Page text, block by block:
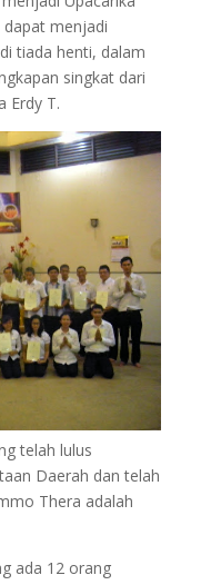
menjadi
tiada henti, dalam
singkat dari
Erdy T.
telah lulus
Daerah dan telah
Thera adalah
ada 12 orang